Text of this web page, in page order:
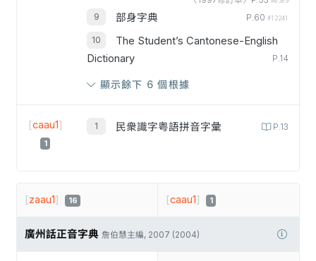
部身字典 P.60 #12241
The Student’s Cantonese-English
Dictionary
P.14
顯示餘下 6 個根據
[caau1]
1
民衆識字粤語拼音字彙 P.13
[zaau1] 16 [caau1] 1
廣州話正音字典 詹伯慧主編, 2007 (2004)